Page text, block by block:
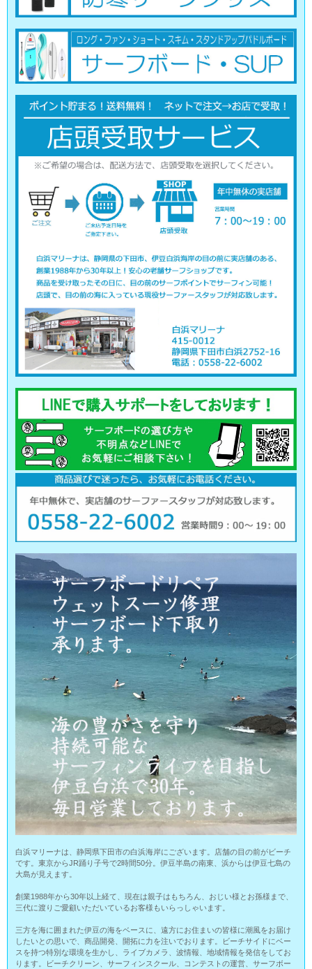
白浜マリーナは、静岡県下田市の白浜海岸にございます。店舗の目の前がビーチ
です。東京からJR踊り子号で2時間50分。伊豆半島の南東、浜からは伊豆七島の
大島が見えます。
創業1988年から30年以上経て、現在は親子はもちろん、おじい様とお孫様まで、
三代に渡りご愛顧いただいているお客様もいらっしゃいます。
三方を海に囲まれた伊豆の海をベースに、遠方にお住まいの皆様に潮風をお届け
したいとの思いで、商品開発、開拓に力を注いでおります。ビーチサイドにベー
スを持つ特別な環境を生かし、ライブカメラ、波情報、地域情報を発信をしてお
ります。ビーチクリーン、サーフィンスクール、コンテストの運営、サーフボー